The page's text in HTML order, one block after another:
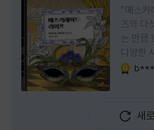
『매스
즈의 다섯 번째
는 만큼
다양한
주인공
는 과정
모든 책
새